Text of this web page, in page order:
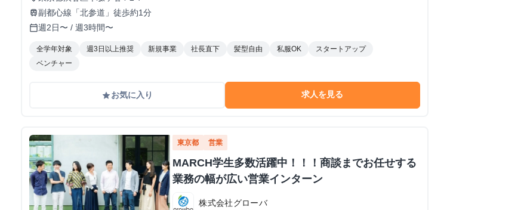
train副都心線「北参道」徒歩約1分
calendar_today週2日〜 / 週3時間〜
全学年対象 週3日以上推奨 新規事業 社長直下 髪型自由 私服OK
スタートアップ
ベンチャー
gradeお気に入り 求人を見る
東京都 営業
MARCH学生多数活躍中！！！商談までお任せする
業務の幅が広い営業インターン
株式会社グローバ